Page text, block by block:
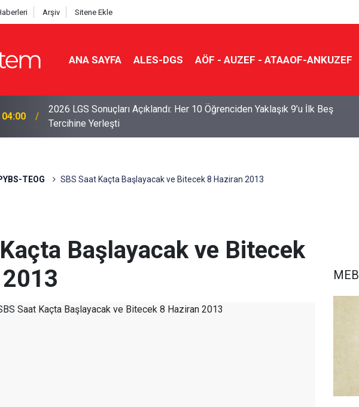
Arşiv Sitene Ekle
ANA SAYFA ALES-DGS AÖF - AUZEF - ATAAOF-ANKUZEF
04:00
2026 LGS Sonuçları Açıklandı: Her 10 Öğrenciden Yaklaşık 9’u İlk Beş
Tercihine Yerleşti
TEOG SBS Saat Kaçta Başlayacak ve Bitecek 8 Haziran 2013
Başlayacak ve Bitecek
MEB